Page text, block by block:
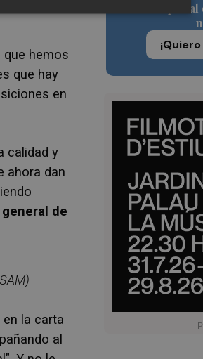
Siempre
hemos
que hay
en
calidad y
ahora dan
de
en la carta
al